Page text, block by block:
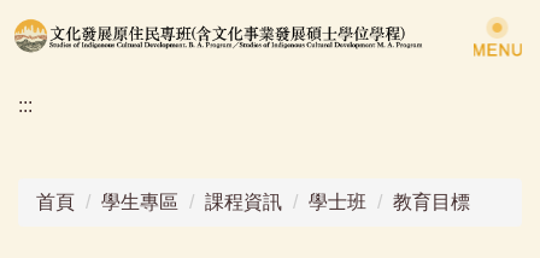
跳
到
要
:::
首頁 學生專區 課程資訊 學士班 教育目標